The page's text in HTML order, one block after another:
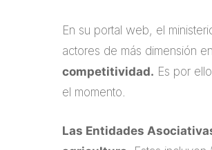
En su portal web, el
actores de más dimensión
competitividad. Es por
el momento.
Las Entidades